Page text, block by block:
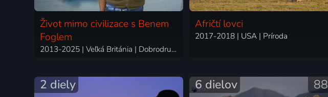
Život mimo civilizace s Benem
Foglem
2013-2025 | Veľká Británia | Dobrodružný, Civilizácia
Afričtí lovci
2017-2018 | USA | Príroda
2 diely 88
6 dielov